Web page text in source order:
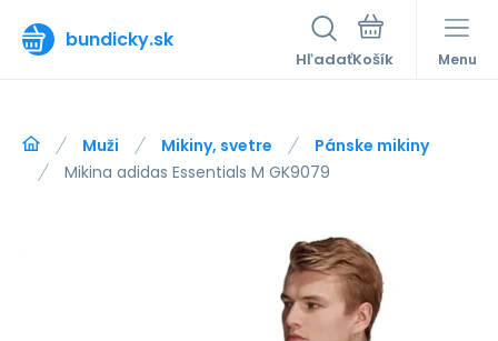
bundicky.sk
Hľadať Menu
Muži Mikiny, svetre
Pánske mikiny
Mikina adidas Essentials M GK9079